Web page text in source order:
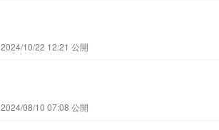
2024/10/22 12:21 公開
2024/08/10 07:08 公開